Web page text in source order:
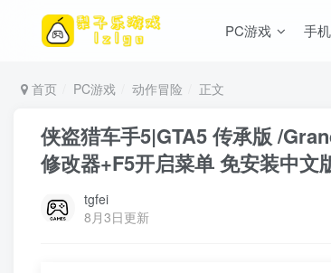
PC游戏 手
首页 PC游戏 动作冒险 正文
侠盗猎车手5|GTA5 传承版 /
修改器+F5开启菜单 免安装中文
tgfei
8月3日更新